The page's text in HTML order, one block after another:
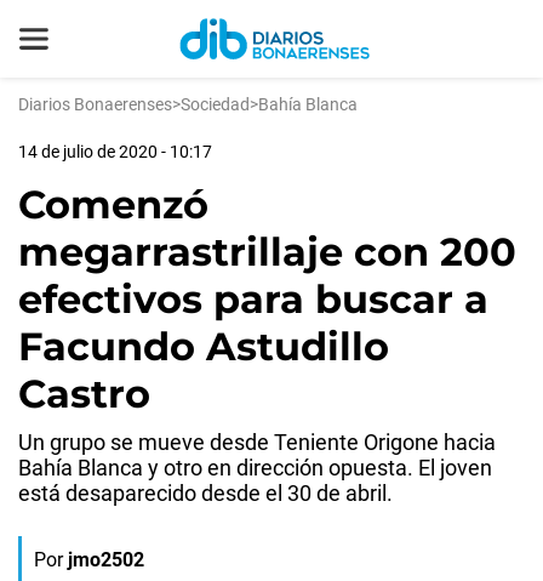
Diarios Bonaerenses>Sociedad>Bahía Blanca
14 de julio de 2020 - 10:17
Comenzó
megarrastrillaje con 200
efectivos para buscar a
Facundo Astudillo
Castro
Un grupo se mueve desde Teniente Origone hacia
Bahía Blanca y otro en dirección opuesta. El joven
está desaparecido desde el 30 de abril.
Por jmo2502